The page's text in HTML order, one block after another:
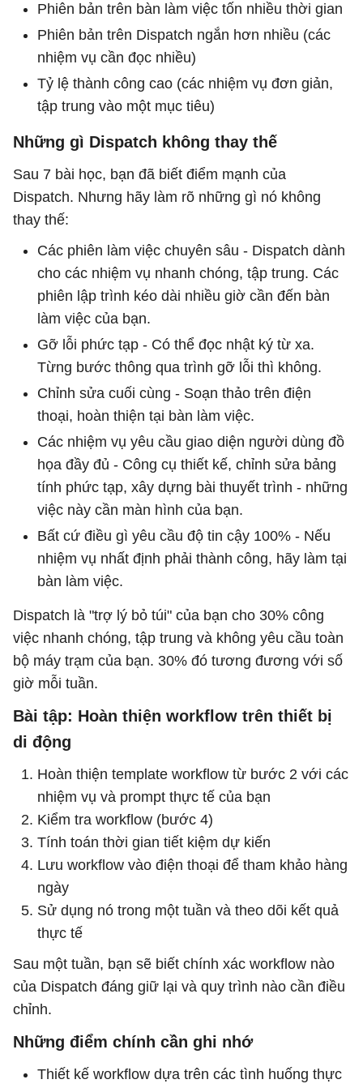
Phiên bản trên bàn làm việc tốn nhiều thời gian
Phiên bản trên Dispatch ngắn hơn nhiều (các
nhiệm vụ cần đọc nhiều)
Tỷ lệ thành công cao (các nhiệm vụ đơn giản,
tập trung vào một mục tiêu)
Những gì Dispatch không thay thế
Sau 7 bài học, bạn đã biết điểm mạnh của
Dispatch. Nhưng hãy làm rõ những gì nó không
thay thế:
Các phiên làm việc chuyên sâu - Dispatch dành
cho các nhiệm vụ nhanh chóng, tập trung. Các
phiên lập trình kéo dài nhiều giờ cần đến bàn
làm việc của bạn.
Gỡ lỗi phức tạp - Có thể đọc nhật ký từ xa.
Từng bước thông qua trình gỡ lỗi thì không.
Chỉnh sửa cuối cùng - Soạn thảo trên điện
thoại, hoàn thiện tại bàn làm việc.
Các nhiệm vụ yêu cầu giao diện người dùng đồ
họa đầy đủ - Công cụ thiết kế, chỉnh sửa bảng
tính phức tạp, xây dựng bài thuyết trình - những
việc này cần màn hình của bạn.
Bất cứ điều gì yêu cầu độ tin cậy 100% - Nếu
nhiệm vụ nhất định phải thành công, hãy làm tại
bàn làm việc.
Dispatch là "trợ lý bỏ túi" của bạn cho 30% công
việc nhanh chóng, tập trung và không yêu cầu toàn
bộ máy trạm của bạn. 30% đó tương đương với số
giờ mỗi tuần.
Bài tập: Hoàn thiện workflow trên thiết bị
di động
Hoàn thiện template workflow từ bước 2 với các
nhiệm vụ và prompt thực tế của bạn
Kiểm tra workflow (bước 4)
Tính toán thời gian tiết kiệm dự kiến
Lưu workflow vào điện thoại để tham khảo hàng
ngày
Sử dụng nó trong một tuần và theo dõi kết quả
thực tế
Sau một tuần, bạn sẽ biết chính xác workflow nào
của Dispatch đáng giữ lại và quy trình nào cần điều
chỉnh.
Những điểm chính cần ghi nhớ
Thiết kế workflow dựa trên các tình huống thực